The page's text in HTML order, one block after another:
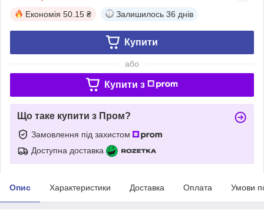
Економія 50.15 ₴ Залишилось 36 днів
Купити
або
Купити з
Що таке купити з Пром?
Замовлення під захистом
Доступна доставка
Опис Характеристики Доставка Оплата Умови